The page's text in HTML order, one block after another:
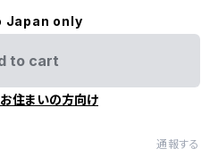
Japan only
to cart
住まいの方向け
通報する